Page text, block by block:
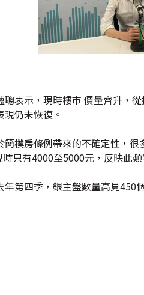
表示，現時樓市 價量齊升，
仍未恢復。
樸房條例帶來的不確定性，
只有4000至5000元，反映此
年第四季，銀主盤數量高見